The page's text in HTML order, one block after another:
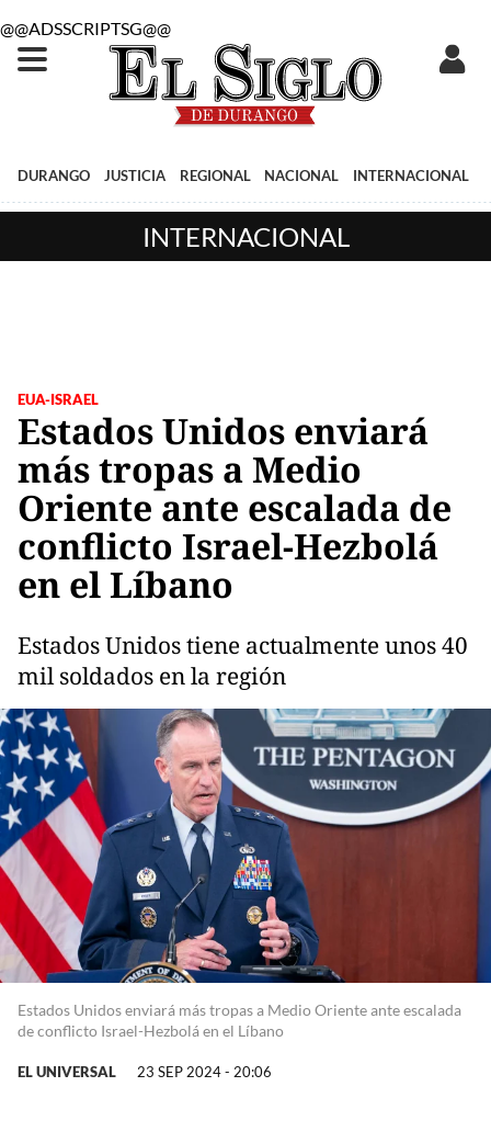
@@ADSSCRIPTSG@@
DURANGO JUSTICIA REGIONAL NACIONAL INTERNACIONAL
INTERNACIONAL
EUA-ISRAEL
Estados Unidos enviará
más tropas a Medio
Oriente ante escalada de
conflicto Israel-Hezbolá
en el Líbano
Estados Unidos tiene actualmente unos 40
mil soldados en la región
Estados Unidos enviará más tropas a Medio Oriente ante escalada
de conflicto Israel-Hezbolá en el Líbano
EL UNIVERSAL 23 SEP 2024 - 20:06